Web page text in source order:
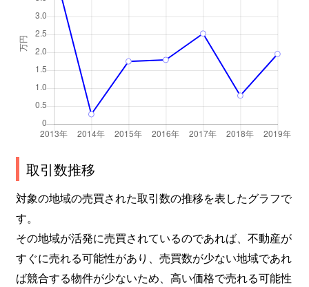
取引数推移
対象の地域の売買された取引数の推移を表したグラフで
す。
その地域が活発に売買されているのであれば、不動産が
すぐに売れる可能性があり、売買数が少ない地域であれ
ば競合する物件が少ないため、高い価格で売れる可能性